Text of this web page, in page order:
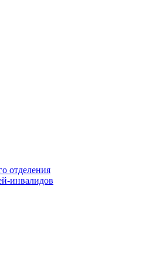
отделения
инвалидов